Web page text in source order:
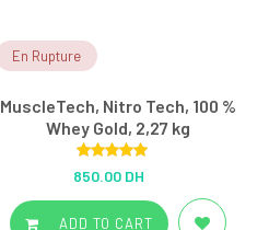
En Rupture
MuscleTech, Nitro Tech, 100 %
Whey Gold, 2,27 kg
out of 5
850.00 DH
ADD TO CART